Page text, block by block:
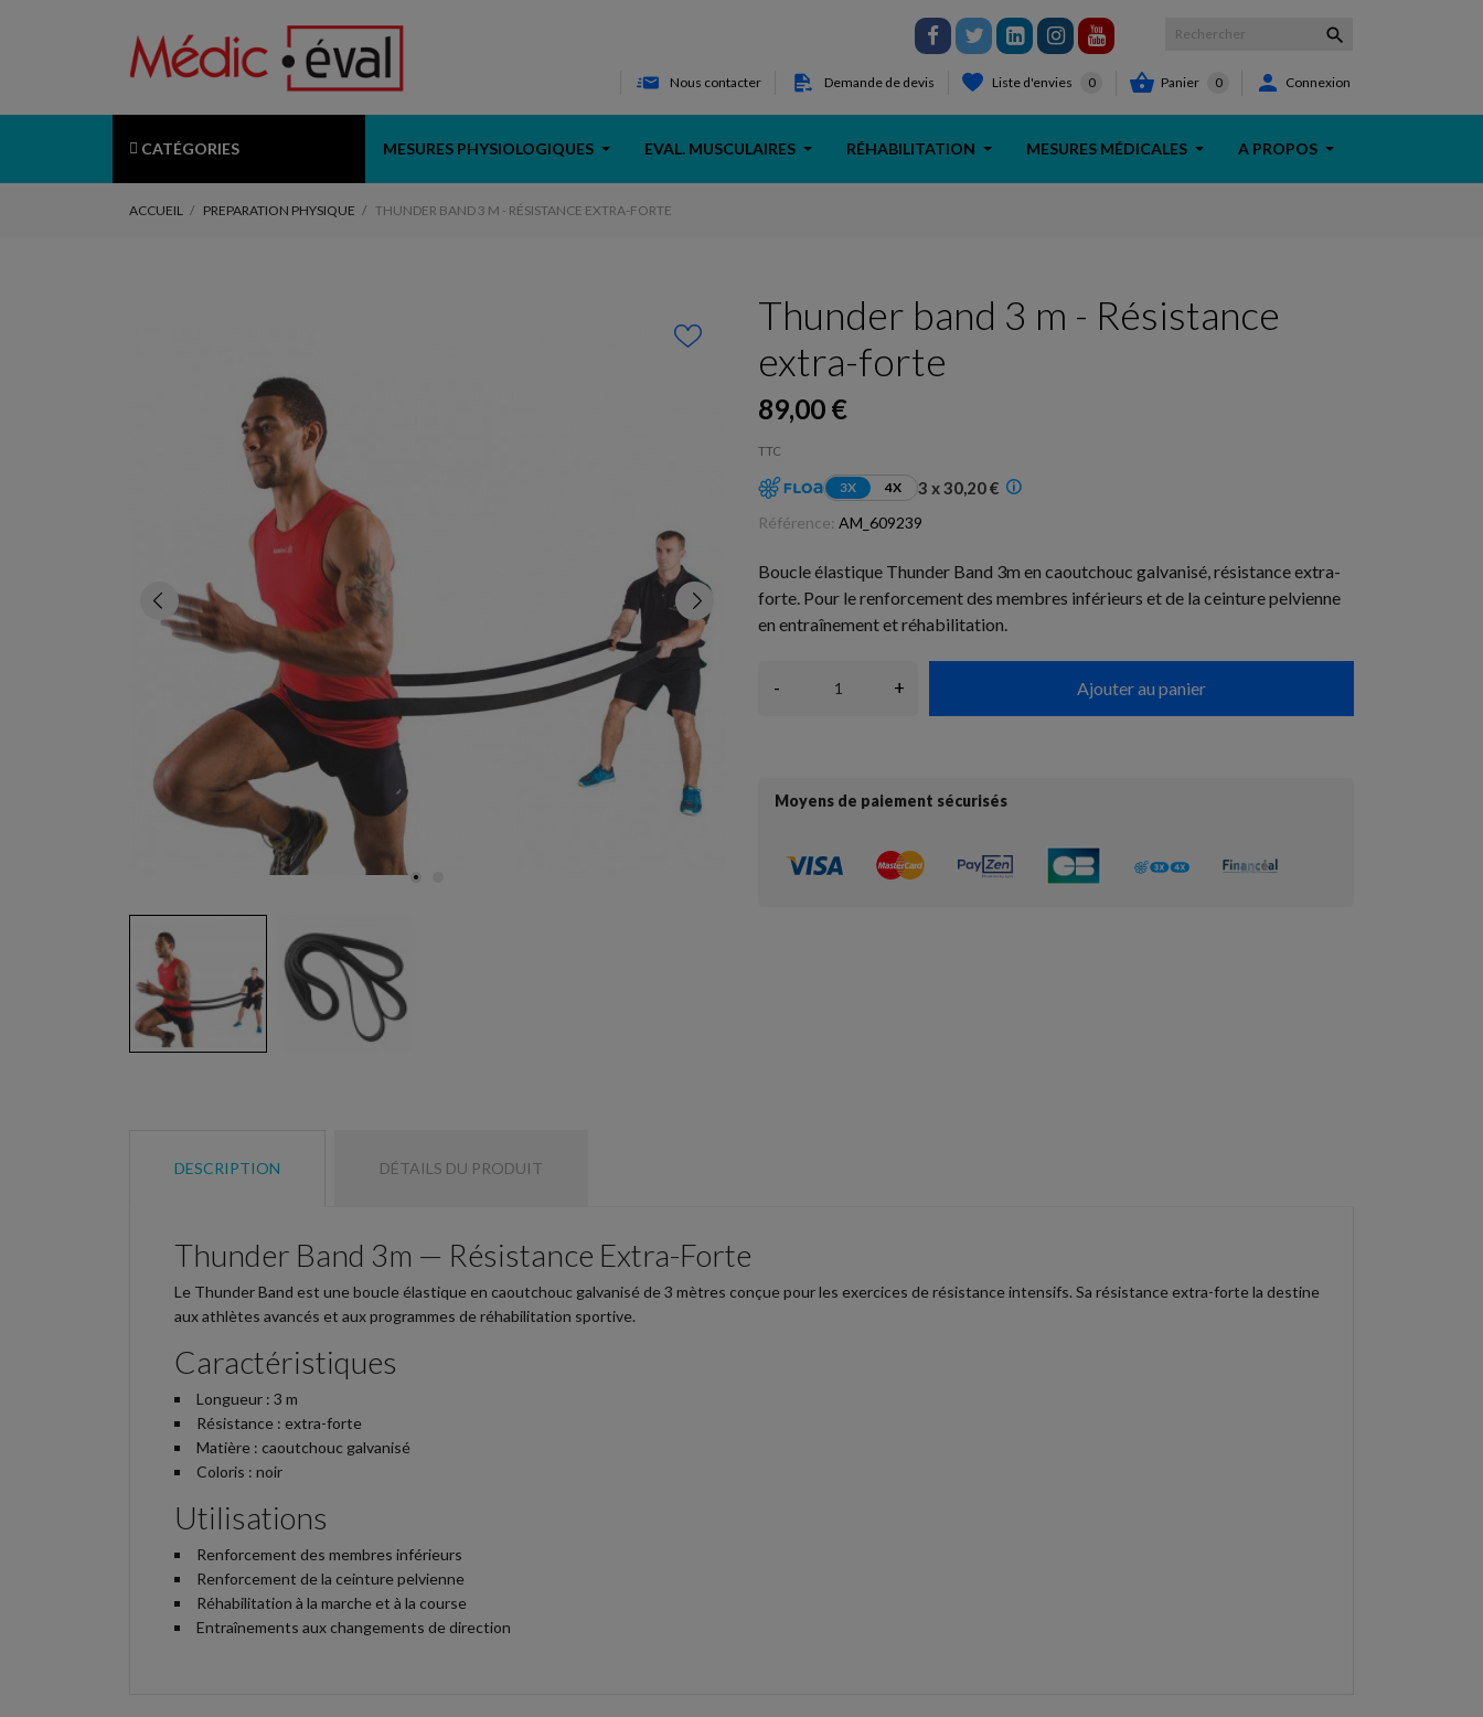

Nous contacter Demande de devis Liste d'envies 0  Panier 0  Connexion
CATÉGORIES MESURES PHYSIOLOGIQUES EVAL. MUSCULAIRES RÉHABILITATION MESURES MÉDICALES A PROPOS
ACCUEIL PREPARATION PHYSIQUE THUNDER BAND 3 M - RÉSISTANCE EXTRA-FORTE
Thunder band 3 m - Résistance
extra-forte
89,00 €
TTC
3X 4X 3 x 30,20 €
Référence: AM_609239
Boucle élastique Thunder Band 3m en caoutchouc galvanisé, résistance extra-
forte. Pour le renforcement des membres inférieurs et de la ceinture pelvienne
en entraînement et réhabilitation.
- + Ajouter au panier
Moyens de paiement sécurisés
DESCRIPTION DÉTAILS DU PRODUIT
Thunder Band 3m — Résistance Extra-Forte
Le Thunder Band est une boucle élastique en caoutchouc galvanisé de 3 mètres conçue pour les exercices de résistance intensifs. Sa résistance extra-forte la destine
aux athlètes avancés et aux programmes de réhabilitation sportive.
Caractéristiques
Longueur : 3 m
Résistance : extra-forte
Matière : caoutchouc galvanisé
Coloris : noir
Utilisations
Renforcement des membres inférieurs
Renforcement de la ceinture pelvienne
Réhabilitation à la marche et à la course
Entraînements aux changements de direction